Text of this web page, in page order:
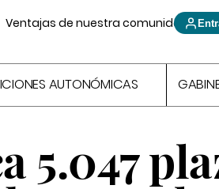
Ventajas de nuestra comunidad
AUTONÓMICAS
5.047